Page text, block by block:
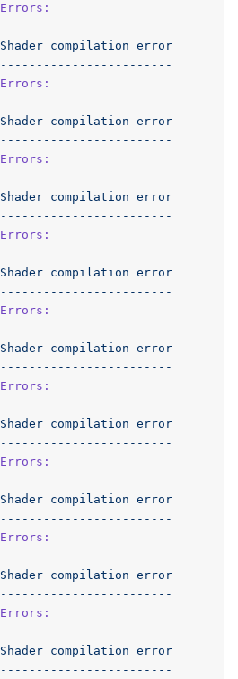
Errors:
Shader compilation error
------------------------
Errors:
Shader compilation error
------------------------
Errors:
Shader compilation error
------------------------
Errors:
Shader compilation error
------------------------
Errors:
Shader compilation error
------------------------
Errors:
Shader compilation error
------------------------
Errors:
Shader compilation error
------------------------
Errors:
Shader compilation error
------------------------
Errors:
Shader compilation error
------------------------